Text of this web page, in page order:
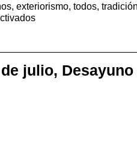
, exteriorismo, todos,
5º
Luna
julio,